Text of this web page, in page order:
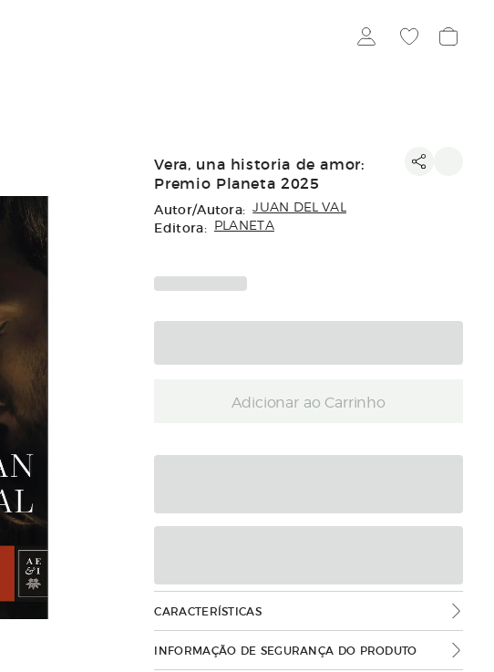
Vera, una historia de amor:
Premio Planeta 2025
Autor/Autora: JUAN DEL VAL
Editora: PLANETA
Adicionar ao Carrinho
CARACTERÍSTICAS
INFORMAÇÃO DE SEGURANÇA DO PRODUTO